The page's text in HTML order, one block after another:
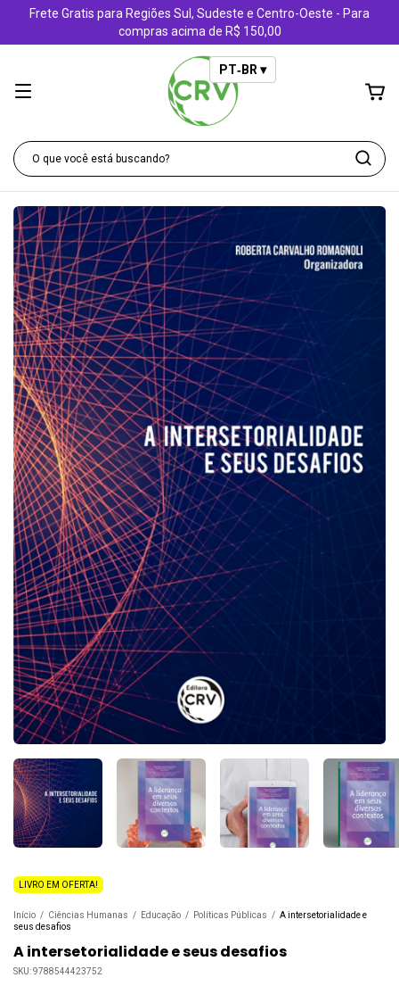
Frete Gratis para Regiões Sul, Sudeste e Centro-Oeste - Para
compras acima de R$ 150,00
PT‑BR ▾
LIVRO EM OFERTA!
Início / Ciências Humanas / Educação / Políticas Públicas / A intersetorialidade e
seus desafios
A intersetorialidade e seus desafios
SKU:9788544423752